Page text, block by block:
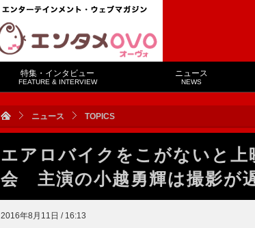
特集・インタビュー
FEATURE & INTERVIEW
ニュース
NEWS
ニュース TOPICS
エアロバイクをこがないと上
会 主演の小越勇輝は撮影が
2016年8月11日 / 16:13